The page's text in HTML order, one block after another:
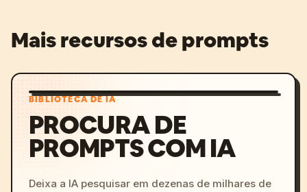
Mais recursos de prompts
BIBLIOTECA DE IA
PROCURA DE
PROMPTS COM IA
Deixa a IA pesquisar em dezenas de milhares de